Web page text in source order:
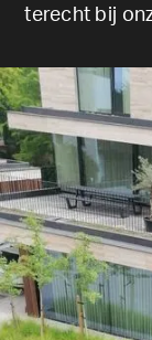
terecht bij